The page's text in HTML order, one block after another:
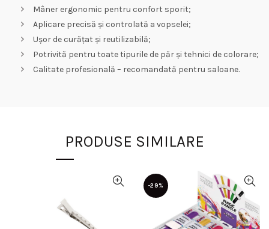
Mâner ergonomic pentru confort sporit;
Aplicare precisă și controlată a vopselei;
Ușor de curățat și reutilizabilă;
Potrivită pentru toate tipurile de păr și tehnici de colorare;
Calitate profesională – recomandată pentru saloane.
PRODUSE SIMILARE
-29%